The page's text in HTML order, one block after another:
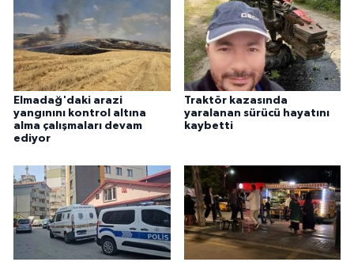
Elmadağ'daki arazi
yangınını kontrol altına
alma çalışmaları devam
ediyor
Traktör kazasında
yaralanan sürücü hayatını
kaybetti